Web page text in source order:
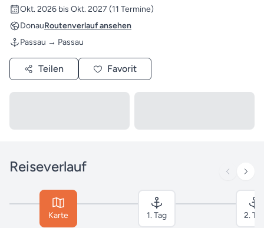
Okt. 2026 bis Okt. 2027 (11 Termine)
DonauRoutenverlauf ansehen
Passau → Passau
Teilen Favorit
Reiseverlauf
Karte 1. Tag 2.